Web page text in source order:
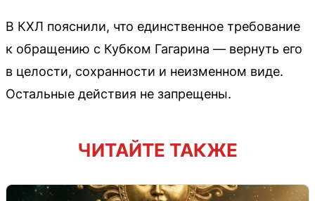
В КХЛ пояснили, что единственное требование
к обращению с Кубком Гагарина — вернуть его
в целости, сохранности и неизменном виде.
Остальные действия не запрещены.
ЧИТАЙТЕ ТАКЖЕ